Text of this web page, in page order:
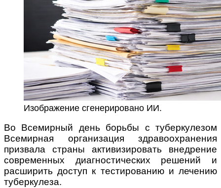
Изображение сгенерировано ИИ.
Во Всемирный день борьбы с туберкулезом
Всемирная организация здравоохранения
призвала страны активизировать внедрение
современных диагностических решений и
расширить доступ к тестированию и лечению
туберкулеза.